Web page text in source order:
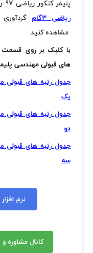
پلیمر کنکور ریاضی 97 را که توسط
ریاضی 3گام
مشاهده کنید.
با کلیک بر روی قسمت
های قبولی مهندسی
یک
دو
سه
نرم
کانال مشاوره